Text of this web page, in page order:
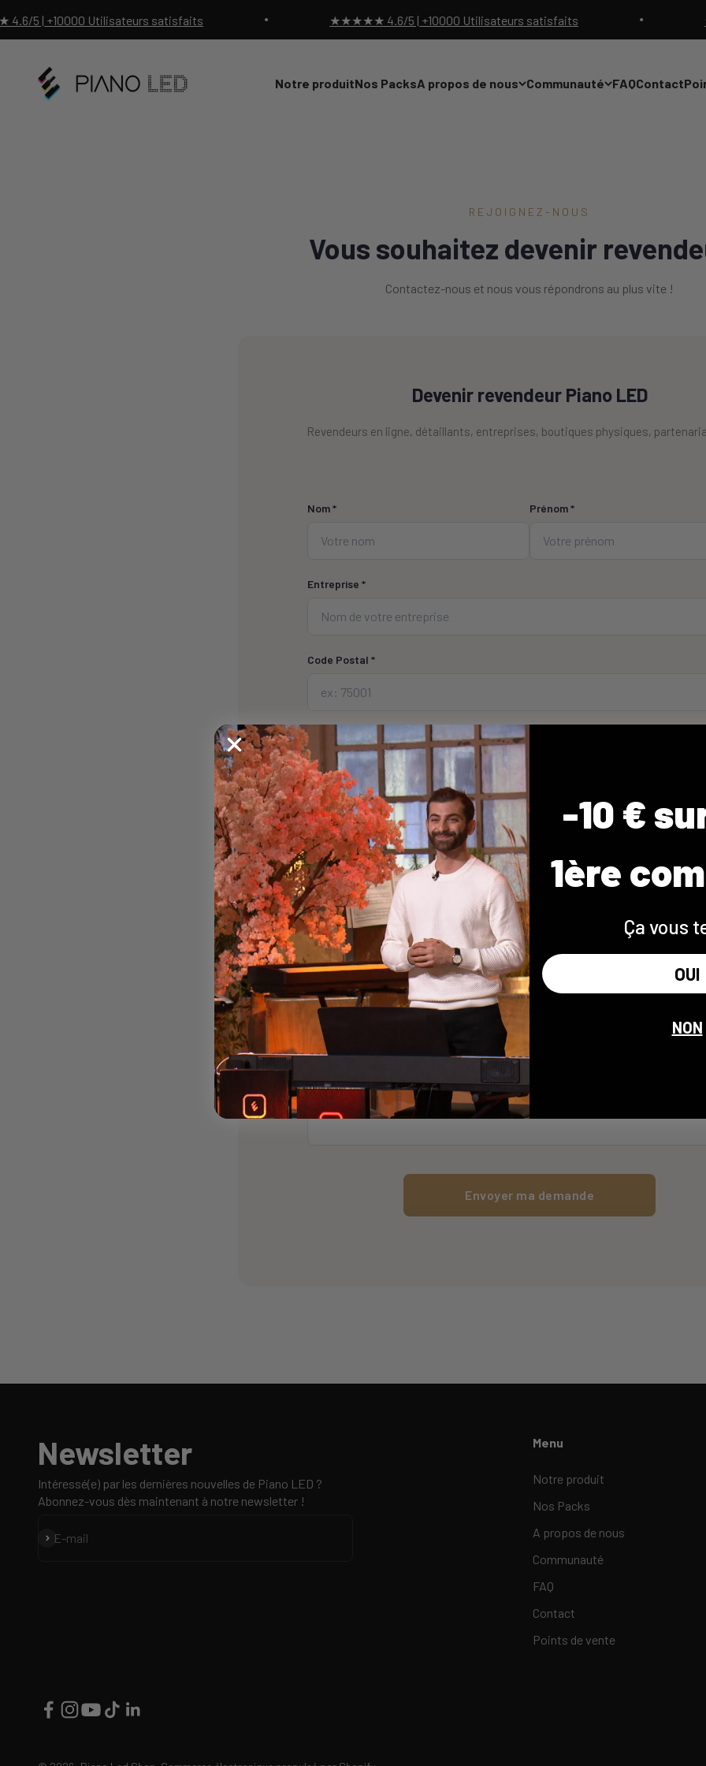
| +10000 Utilisateurs satisfaits
★★★★★ 4.6/5 | +10000 Utilisateurs satisfaits
Notre produitNos PacksA propos de nous Communauté FAQContact
Piano Led Shop
REJOIGNEZ-NOUS
Vous souhaitez devenir
Contactez-nous et nous vous répondrons au plus vite !
Devenir revendeur Piano LED
Revendeurs en ligne, détaillants, entreprises, boutiques physiques,
Nom * Prénom *
Entreprise *
Code Postal *
Ville
Email *
Téléphone
Type d'activité *
Message *
Envoyer ma demande
Newsletter
Intéressé(e) par les dernières nouvelles de Piano LED ?
Abonnez-vous dès maintenant à notre newsletter !
E-mail
S'inscrire
Menu
Notre produit
Nos Packs
A propos de nous
Communauté
FAQ
Contact
Points de vente
-10 €
1ère
Ça vous
OUI
NON